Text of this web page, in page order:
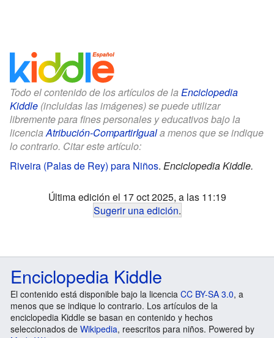
Todo el contenido de los artículos de la Enciclopedia
Kiddle (incluidas las imágenes) se puede utilizar
libremente para fines personales y educativos bajo la
licenciaAtribución-CompartirIguala menos que se indique
lo contrario. Citar este artículo:
Riveira (Palas de Rey) para Niños. Enciclopedia Kiddle.
Última edición el 17 oct 2025, a las 11:19
Sugerir una edición.
Enciclopedia Kiddle
El contenido está disponible bajo la licencia CC BY-SA 3.0, a
menos que se indique lo contrario. Los artículos de la
enciclopedia Kiddle se basan en contenido y hechos
seleccionados de Wikipedia, reescritos para niños. Powered by